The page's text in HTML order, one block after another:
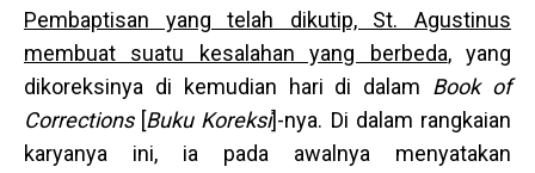
Pembaptisan yang telah dikutip, St. Agustinus
membuat suatu kesalahan yang berbeda, yang
dikoreksinya di kemudian hari di dalam Book of
Corrections[Buku Koreksi]-nya. Di dalam rangkaian
karyanya ini, ia pada awalnya menyatakan